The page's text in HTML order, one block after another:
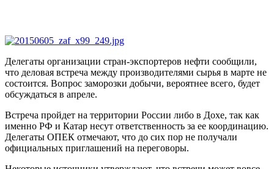
Делегаты организации стран-экспортеров нефти сообщили,
что деловая встреча между производителями сырья в марте не
состоится. Вопрос заморозки добычи, вероятнее всего, будет
обсуждаться в апреле.
Встреча пройдет на территории России либо в Дохе, так как
именно РФ и Катар несут ответственность за ее координацию.
Делегаты ОПЕК отмечают, что до сих пор не получали
официальных приглашений на переговоры.